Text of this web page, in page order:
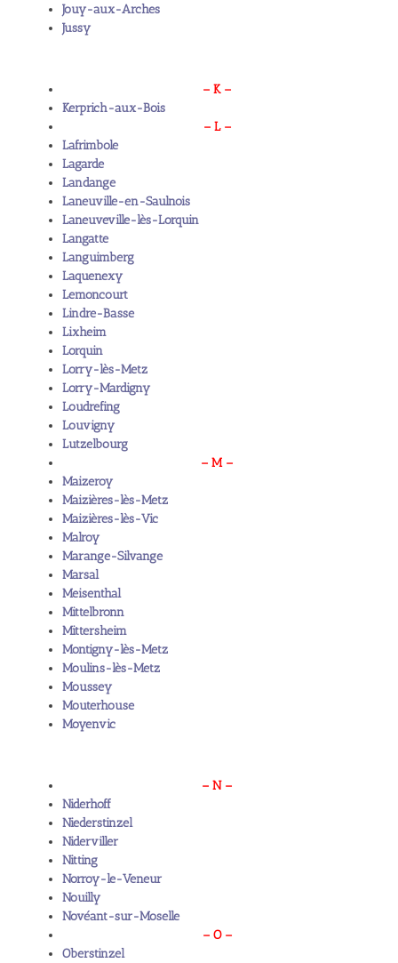
Jouy-aux-Arches
Jussy
– K –
Kerprich-aux-Bois
– L –
Lafrimbole
Lagarde
Landange
Laneuville-en-Saulnois
Laneuveville-lès-Lorquin
Langatte
Languimberg
Laquenexy
Lemoncourt
Lindre-Basse
Lixheim
Lorquin
Lorry-lès-Metz
Lorry-Mardigny
Loudrefing
Louvigny
Lutzelbourg
– M –
Maizeroy
Maizières-lès-Metz
Maizières-lès-Vic
Malroy
Marange-Silvange
Marsal
Meisenthal
Mittelbronn
Mittersheim
Montigny-lès-Metz
Moulins-lès-Metz
Moussey
Mouterhouse
Moyenvic
– N –
Niderhoff
Niederstinzel
Niderviller
Nitting
Norroy-le-Veneur
Nouilly
Novéant-sur-Moselle
– O –
Oberstinzel